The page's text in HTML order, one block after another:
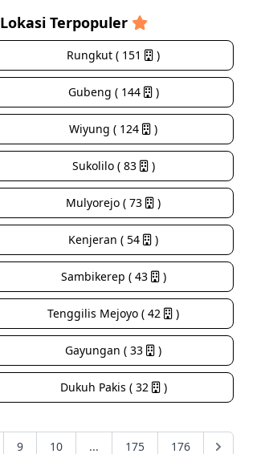
Lokasi Terpopuler
Rungkut ( 151 )
Gubeng ( 144 )
Wiyung ( 124 )
Sukolilo ( 83 )
Mulyorejo ( 73 )
Kenjeran ( 54 )
Sambikerep ( 43 )
Tenggilis Mejoyo ( 42 )
Gayungan ( 33 )
Dukuh Pakis ( 32 )
9 10 ... 175 176